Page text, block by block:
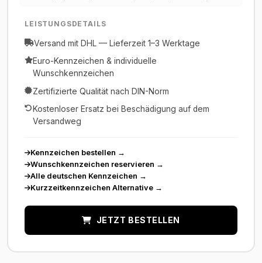
LEISTUNGSDETAILS
Versand mit DHL — Lieferzeit 1–3 Werktage
Euro-Kennzeichen & individuelle
Wunschkennzeichen
Zertifizierte Qualität nach DIN-Norm
Kostenloser Ersatz bei Beschädigung auf dem
Versandweg
Kennzeichen bestellen →
Wunschkennzeichen reservieren →
Alle deutschen Kennzeichen →
Kurzzeitkennzeichen Alternative →
JETZT BESTELLEN